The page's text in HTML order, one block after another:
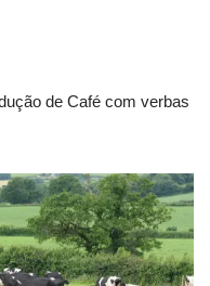
de Café com verbas